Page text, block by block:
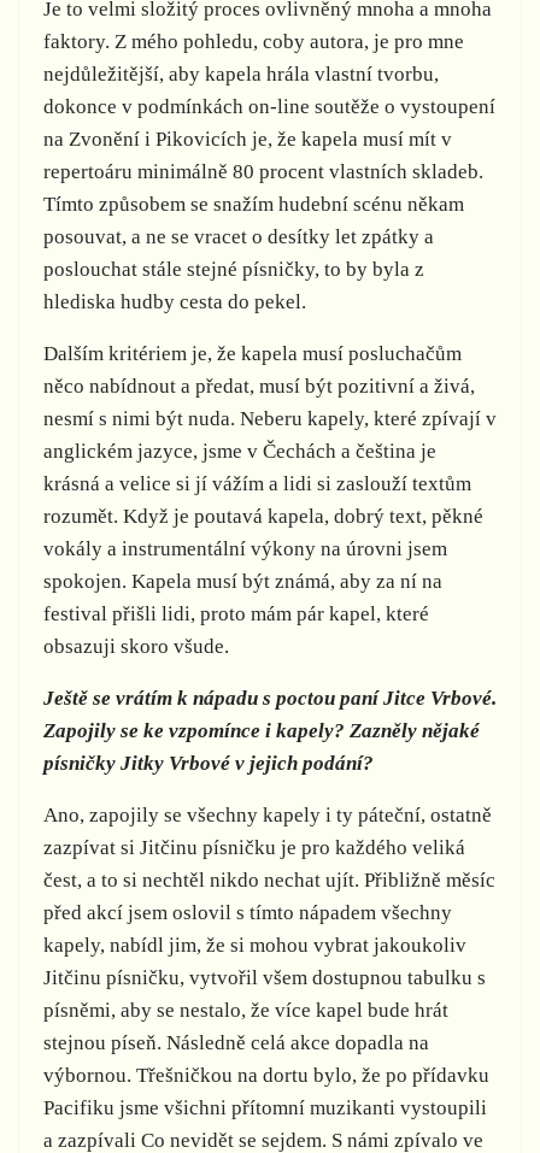
Je to velmi složitý proces ovlivněný mnoha a mnoha
faktory. Z mého pohledu, coby autora, je pro mne
nejdůležitější, aby kapela hrála vlastní tvorbu,
dokonce v podmínkách on-line soutěže o vystoupení
na Zvonění i Pikovicích je, že kapela musí mít v
repertoáru minimálně 80 procent vlastních skladeb.
Tímto způsobem se snažím hudební scénu někam
posouvat, a ne se vracet o desítky let zpátky a
poslouchat stále stejné písničky, to by byla z
hlediska hudby cesta do pekel.
Dalším kritériem je, že kapela musí posluchačům
něco nabídnout a předat, musí být pozitivní a živá,
nesmí s nimi být nuda. Neberu kapely, které zpívají v
anglickém jazyce, jsme v Čechách a čeština je
krásná a velice si jí vážím a lidi si zaslouží textům
rozumět. Když je poutavá kapela, dobrý text, pěkné
vokály a instrumentální výkony na úrovni jsem
spokojen. Kapela musí být známá, aby za ní na
festival přišli lidi, proto mám pár kapel, které
obsazuji skoro všude.
Ještě se vrátím k nápadu s poctou paní Jitce Vrbové.
Zapojily se ke vzpomínce i kapely? Zazněly nějaké
písničky Jitky Vrbové v jejich podání?
Ano, zapojily se všechny kapely i ty páteční, ostatně
zazpívat si Jitčinu písničku je pro každého veliká
čest, a to si nechtěl nikdo nechat ujít. Přibližně měsíc
před akcí jsem oslovil s tímto nápadem všechny
kapely, nabídl jim, že si mohou vybrat jakoukoliv
Jitčinu písničku, vytvořil všem dostupnou tabulku s
písněmi, aby se nestalo, že více kapel bude hrát
stejnou píseň. Následně celá akce dopadla na
výbornou. Třešničkou na dortu bylo, že po přídavku
Pacifiku jsme všichni přítomní muzikanti vystoupili
a zazpívali Co nevidět se sejdem. S námi zpívalo ve